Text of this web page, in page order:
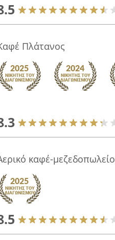
Πλάτανος
καφέ-μεζεδοπωλείο